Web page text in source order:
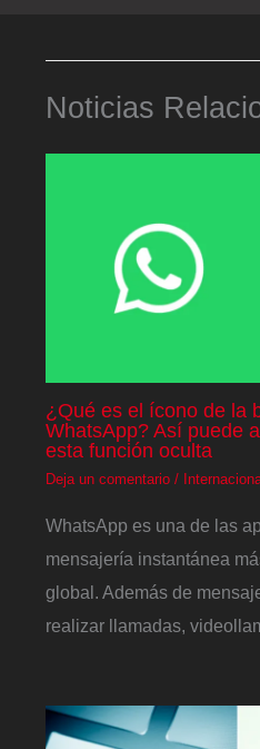
Noticias
¿Qué es el ícono de la
WhatsApp? Así puede
esta función oculta
Deja un comentario /
WhatsApp es una de las
mensajería instantánea
global. Además de
realizar llamadas,